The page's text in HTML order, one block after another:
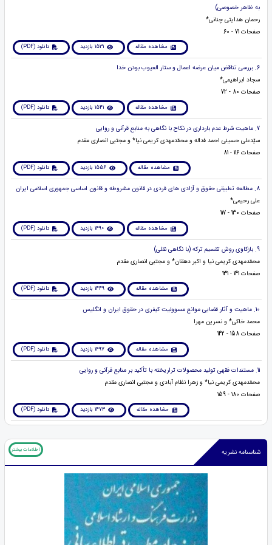
به ظاهر خصوصی)
رحمان هدایتی چنانی*
صفحات 71 - 60
مشاهده مقاله 1531 بازدید دانلود (PDF)
6. بررسی تناقض میان عرضه اعمال و ستار العیوب بودن خدا
سجاد ابراهیمی*
صفحات 80 - 72
مشاهده مقاله 1541 بازدید دانلود (PDF)
7. ماهیت شرط عدم بارداری در نکاح با نگاهی به منابع قرآنی و روایی
سیّدعلی حسینی احمد فداله و محمّدمهدی کریمی نیا* و مجتبی انصاری مقدم
صفحات 116 - 81
مشاهده مقاله 1556 بازدید دانلود (PDF)
8. مطالعه تطبیقی حقوق و آزادی های فردی در قانون مشروطه و قانون اساسی جمهوری اسلامی ایران
علی رحیمی*
صفحات 130 - 117
مشاهده مقاله 1490 بازدید دانلود (PDF)
9. بازکاوی روش تقسیم ترکه (با نگاهی نقلی)
محمّدمهدی کریمی نیا و اکبر دهقان* و مجتبی انصاری مقدم
صفحات 141 - 131
مشاهده مقاله 1449 بازدید دانلود (PDF)
10. ماهیت و آثار قضایی موانع مسوولیت کیفری در حقوق ایران و انگلیس
محمد خاکی* و نسرین مهرا
صفحات 158 - 142
مشاهده مقاله 1497 بازدید دانلود (PDF)
11. مستندات فقهی تولید محصولات تراریخته با تأکید بر منابع قرآنی و روایی
محمّدمهدی کریمی نیا* و زهرا نظام آبادی و مجتبی انصاری مقدم
صفحات 180 - 159
مشاهده مقاله 1473 بازدید دانلود (PDF)
شناسنامه نشریه اطلاعات بیشتر